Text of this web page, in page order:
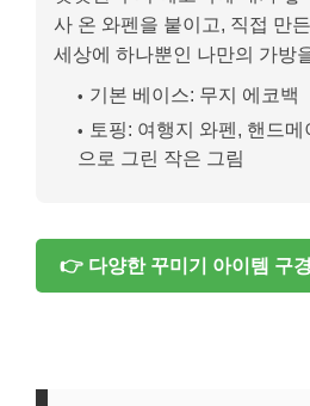
사 온 와펜을 붙이고, 직접 만
세상에 하나뿐인 나만의 가방
기본 베이스: 무지 에코백
토핑: 여행지 와펜, 핸드메
으로 그린 작은 그림
👉 다양한 꾸미기 아이템 구